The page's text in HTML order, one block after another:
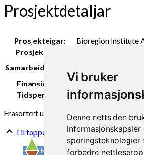
Vi bruker
Denne nettsiden
informasjonskapsler
sporingsteknologier
forbedre
Prosjektdetaljar
Prosjekteigar:
Bioregion Institute
Prosjektleiar:
Samarbeidspartar:
Bergen og Toppe
Finansiering:
Handelens miljøfond
Tidsperiode:
2022- 2023
Frasortert ull
Nedklassifisert ull plantepotte
Til toppen